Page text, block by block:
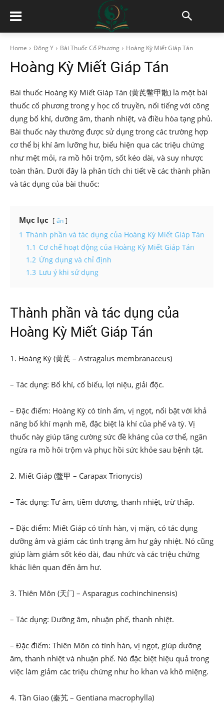
Home Đông Y Bài Thuốc Cổ Phương Hoàng Kỳ Miết Giáp Tán
Hoàng Kỳ Miết Giáp Tán
Bài thuốc Hoàng Kỳ Miết Giáp Tán (黄芪鳖甲散) là một bài
thuốc cổ phương trong y học cổ truyền, nổi tiếng với công
dụng bổ khí, dưỡng âm, thanh nhiệt, và điều hòa tạng phủ.
Bài thuốc này thường được sử dụng trong các trường hợp
cơ thể bị khí âm lưỡng hư, biểu hiện qua các triệu chứng
như mệt mỏi, ra mồ hôi trộm, sốt kéo dài, và suy nhược
toàn thân. Dưới đây là phân tích chi tiết về các thành phần
và tác dụng của bài thuốc:
Mục lục ẩn
1 Thành phần và tác dụng của Hoàng Kỳ Miết Giáp Tán
1.1 Cơ chế hoạt động của Hoàng Kỳ Miết Giáp Tán
1.2 Ứng dụng và chỉ định
1.3 Lưu ý khi sử dụng
Thành phần và tác dụng của
Hoàng Kỳ Miết Giáp Tán
1. Hoàng Kỳ (黄芪 – Astragalus membranaceus)
– Tác dụng: Bổ khí, cố biểu, lợi niệu, giải độc.
– Đặc điểm: Hoàng Kỳ có tính ấm, vị ngọt, nổi bật với khả
năng bổ khí mạnh mẽ, đặc biệt là khí của phế và tỳ. Vị
thuốc này giúp tăng cường sức đề kháng của cơ thể, ngăn
ngừa ra mồ hôi trộm và phục hồi sức khỏe sau bệnh tật.
2. Miết Giáp (鳖甲 – Carapax Trionycis)
– Tác dụng: Tư âm, tiềm dương, thanh nhiệt, trừ thấp.
– Đặc điểm: Miết Giáp có tính hàn, vị mặn, có tác dụng
dưỡng âm và giảm các tình trạng âm hư gây nhiệt. Nó cũng
giúp làm giảm sốt kéo dài, đau nhức và các triệu chứng
khác liên quan đến âm hư.
3. Thiên Môn (天门 – Asparagus cochinchinensis)
– Tác dụng: Dưỡng âm, nhuận phế, thanh nhiệt.
– Đặc điểm: Thiên Môn có tính hàn, vị ngọt, giúp dưỡng
âm, thanh nhiệt và nhuận phế. Nó đặc biệt hiệu quả trong
việc làm giảm các triệu chứng như ho khan và khô miệng.
4. Tần Giao (秦艽 – Gentiana macrophylla)